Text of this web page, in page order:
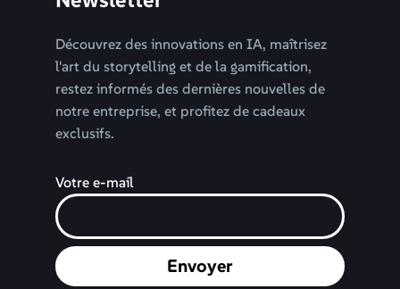
Découvrez des innovations en IA, maîtrisez
l'art du storytelling et de la gamification,
restez informés des dernières nouvelles de
notre entreprise, et profitez de cadeaux
exclusifs.
Votre e-mail
Envoyer